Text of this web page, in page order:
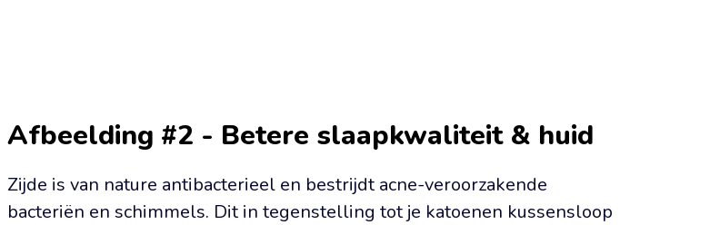
Afbeelding #2 - Betere slaapkwaliteit & huid
Zijde is van nature antibacterieel en bestrijdt acne-veroorzakende
bacteriën en schimmels. Dit in tegenstelling tot je katoenen kussensloop